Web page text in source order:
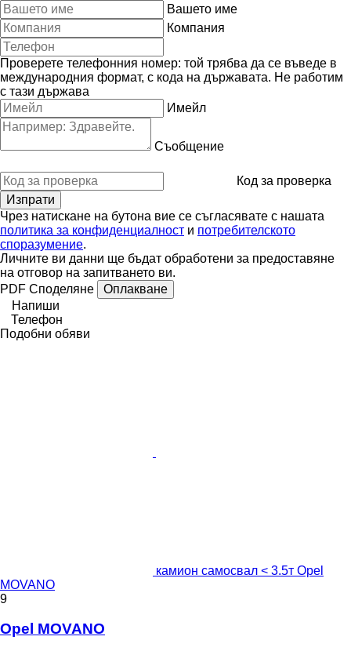
Вашето име
Компания
Проверете телефонния номер: той трябва да се въведе в
международния формат, с кода на държавата. Не работим
с тази държава
Имейл
Съобщение
Код за проверка
Чрез натискане на бутона вие се съгласявате с нашата
политика за конфиденциалност и потребителското
споразумение.
Личните ви данни ще бъдат обработени за предоставяне
на отговор на запитването ви.
PDF Споделяне
Оплакване
Напиши
Телефон
Подобни обяви
камион самосвал < 3.5т Opel
MOVANO
9
Opel MOVANO